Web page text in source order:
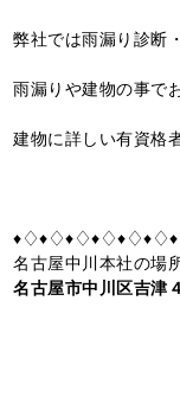
弊社では雨漏り診断
雨漏りや建物の事で
建物に詳しい有資格
名古屋中川本社の場所
名古屋市中川区吉津